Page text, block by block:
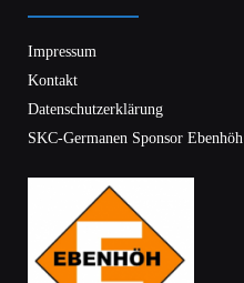
Impressum
Kontakt
Datenschutzerklärung
SKC-Germanen Sponsor Ebenhöh